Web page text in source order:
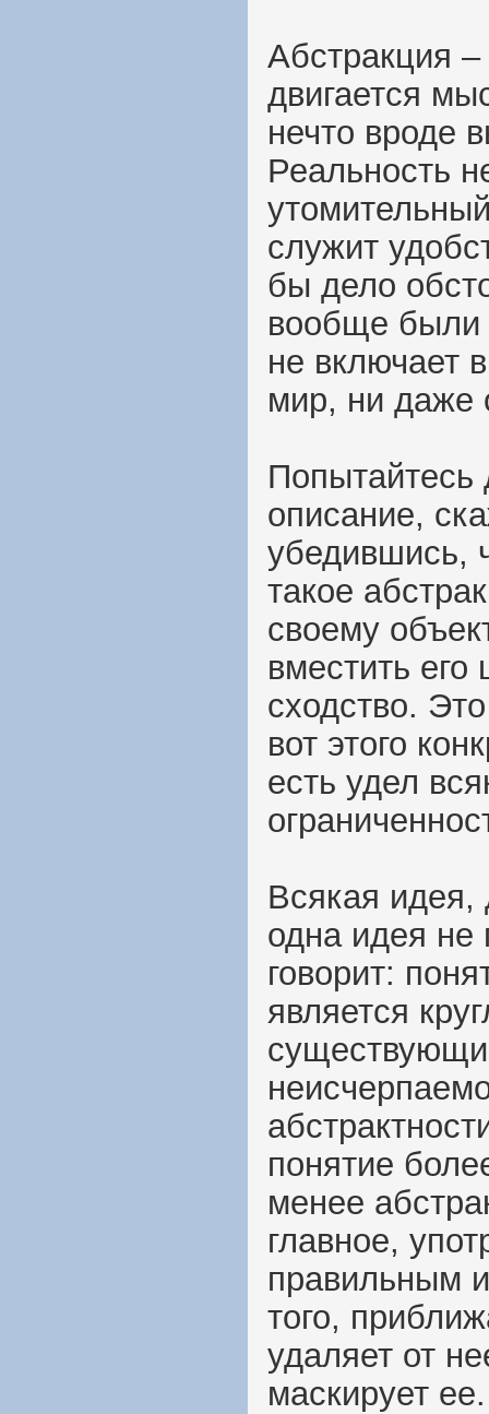
Абстракция
двигается
нечто вроде
Реальность
служит
бы дело
вообще были
не включает
мир, ни даже
описание,
убедившись,
такое
своему
вместить
сходство.
вот этого
есть удел
Всякая идея,
одна идея не
говорит:
является
понятие
менее
главное,
правильным
того,
удаляет от
маскирует ее.